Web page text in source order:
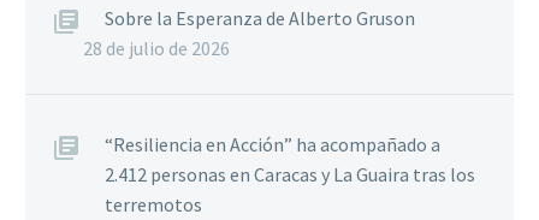
Sobre la Esperanza de Alberto Gruson
28 de julio de 2026
“Resiliencia en Acción” ha acompañado a
2.412 personas en Caracas y La Guaira tras los
terremotos